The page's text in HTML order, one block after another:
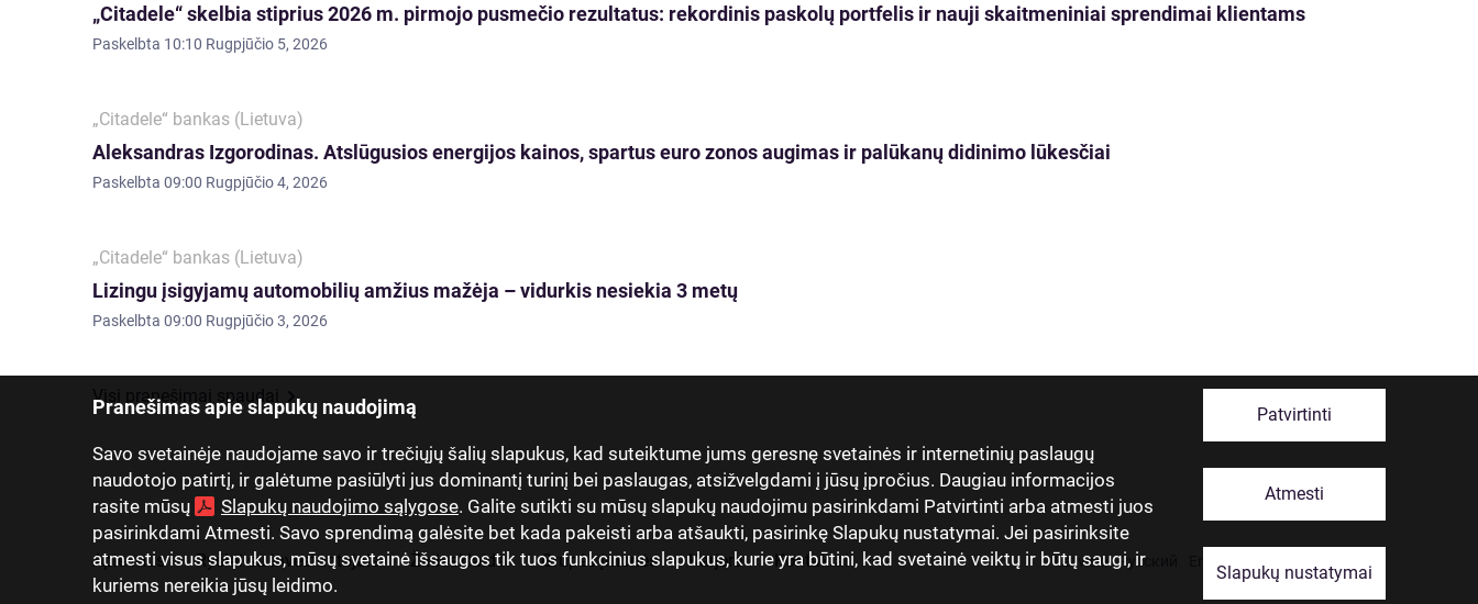
Pranešimas apie slapukų naudojimą
Savo svetainėje naudojame savo ir trečiųjų šalių slapukus, kad suteiktume jums geresnę svetainės ir internetinių paslaugų
naudotojo patirtį, ir galėtume pasiūlyti jus dominantį turinį bei paslaugas, atsižvelgdami į jūsų įpročius. Daugiau informacijos
rasite mūsų
Slapukų naudojimo sąlygose. Galite sutikti su mūsų slapukų naudojimu pasirinkdami Patvirtinti arba atmesti juos
pasirinkdami Atmesti. Savo sprendimą galėsite bet kada pakeisti arba atšaukti, pasirinkę Slapukų nustatymai. Jei pasirinksite
atmesti visus slapukus, mūsų svetainė išsaugos tik tuos funkcinius slapukus, kurie yra būtini, kad svetainė veiktų ir būtų saugi, ir
kuriems nereikia jūsų leidimo.
Patvirtinti
Atmesti
Slapukų nustatymai
„Citadele“ skelbia stiprius 2026 m. pirmojo pusmečio rezultatus: rekordinis paskolų portfelis ir nauji skaitmeniniai sprendimai klientams
Paskelbta 10:10 Rugpjūčio 5, 2026
„Citadele“ bankas (Lietuva)
Aleksandras Izgorodinas. Atslūgusios energijos kainos, spartus euro zonos augimas ir palūkanų didinimo lūkesčiai
Paskelbta 09:00 Rugpjūčio 4, 2026
„Citadele“ bankas (Lietuva)
Lizingu įsigyjamų automobilių amžius mažėja – vidurkis nesiekia 3 metų
Paskelbta 09:00 Rugpjūčio 3, 2026
Visi pranešimai spaudai
Latviski Русский
Apie mus Ryšiai su investuotojais Žiniasklaidai Grupės įmonės Karjera Kontaktai